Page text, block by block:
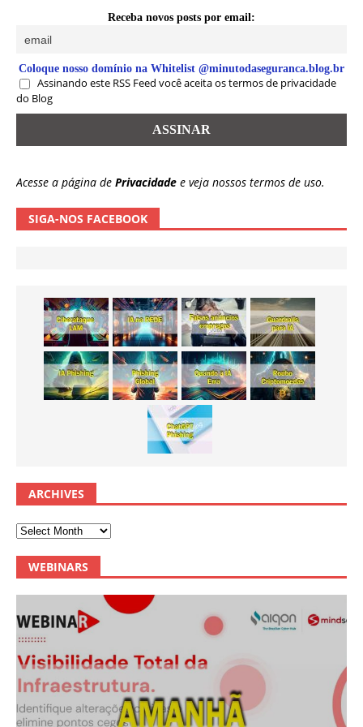
Receba novos posts por email:
Coloque nosso domínio na Whitelist @minutodaseguranca.blog.br
Assinando este RSS Feed você aceita os termos de privacidade
do Blog
Acesse a página de Privacidade e veja nossos termos de uso.
SIGA-NOS FACEBOOK
ARCHIVES
WEBINARS